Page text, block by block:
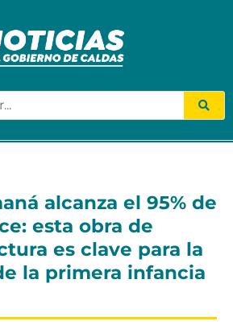
alcanza el 95% de
esta obra de
es clave para la
la primera infancia